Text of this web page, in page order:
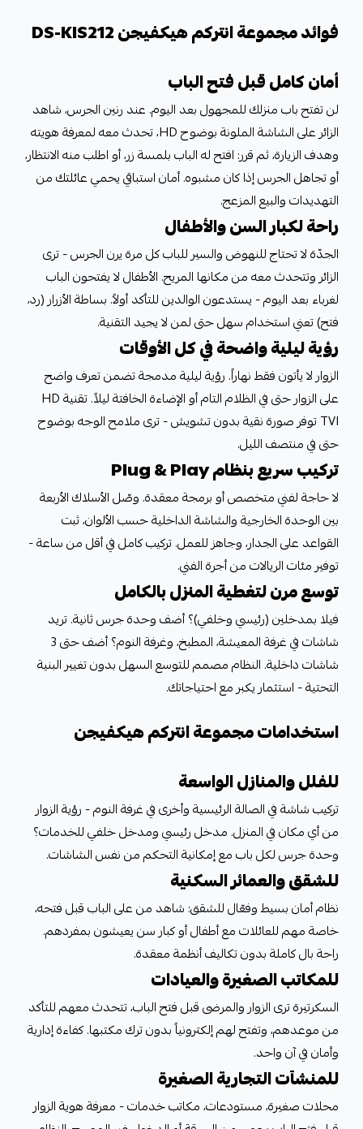
فوائد مجموعة انتركم هيكفيجن DS-KIS212
أمان كامل قبل فتح الباب
لن تفتح باب منزلك للمجهول بعد اليوم. عند رنين الجرس، شاهد
الزائر على الشاشة الملونة بوضوح HD، تحدث معه لمعرفة هويته
وهدف الزيارة، ثم قرر: افتح له الباب بلمسة زر، أو اطلب منه الانتظار،
أو تجاهل الجرس إذا كان مشبوه. أمان استباقي يحمي عائلتك من
التهديدات والبيع المزعج.
راحة لكبار السن والأطفال
الجدّة لا تحتاج للنهوض والسير للباب كل مرة يرن الجرس - ترى
الزائر وتتحدث معه من مكانها المريح. الأطفال لا يفتحون الباب
لغرباء بعد اليوم - يستدعون الوالدين للتأكد أولاً. بساطة الأزرار (رد،
فتح) تعني استخدام سهل حتى لمن لا يجيد التقنية.
رؤية ليلية واضحة في كل الأوقات
الزوار لا يأتون فقط نهاراً. رؤية ليلية مدمجة تضمن تعرف واضح
على الزوار حتى في الظلام التام أو الإضاءة الخافتة ليلاً. تقنية HD
TVI توفر صورة نقية بدون تشويش - ترى ملامح الوجه بوضوح
حتى في منتصف الليل.
تركيب سريع بنظام Plug & Play
لا حاجة لفني متخصص أو برمجة معقدة. وصّل الأسلاك الأربعة
بين الوحدة الخارجية والشاشة الداخلية حسب الألوان، ثبت
القواعد على الجدار، وجاهز للعمل. تركيب كامل في أقل من ساعة -
توفير مئات الريالات من أجرة الفني.
توسع مرن لتغطية المنزل بالكامل
فيلا بمدخلين (رئيسي وخلفي)؟ أضف وحدة جرس ثانية. تريد
شاشات في غرفة المعيشة، المطبخ، وغرفة النوم؟ أضف حتى 3
شاشات داخلية. النظام مصمم للتوسع السهل بدون تغيير البنية
التحتية - استثمار يكبر مع احتياجاتك.
استخدامات مجموعة انتركم هيكفيجن
للفلل والمنازل الواسعة
تركيب شاشة في الصالة الرئيسية وأخرى في غرفة النوم - رؤية الزوار
من أي مكان في المنزل. مدخل رئيسي ومدخل خلفي للخدمات؟
وحدة جرس لكل باب مع إمكانية التحكم من نفس الشاشات.
للشقق والعمائر السكنية
نظام أمان بسيط وفعّال للشقق: شاهد من على الباب قبل فتحه،
خاصة مهم للعائلات مع أطفال أو كبار سن يعيشون بمفردهم.
راحة بال كاملة بدون تكاليف أنظمة معقدة.
للمكاتب الصغيرة والعيادات
السكرتيرة ترى الزوار والمرضى قبل فتح الباب، تتحدث معهم للتأكد
من موعدهم، وتفتح لهم إلكترونياً بدون ترك مكتبها. كفاءة إدارية
وأمان في آن واحد.
للمنشآت التجارية الصغيرة
محلات صغيرة، مستودعات، مكاتب خدمات - معرفة هوية الزوار